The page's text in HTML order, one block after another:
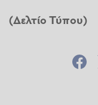
(Δελτίο Τύπου)